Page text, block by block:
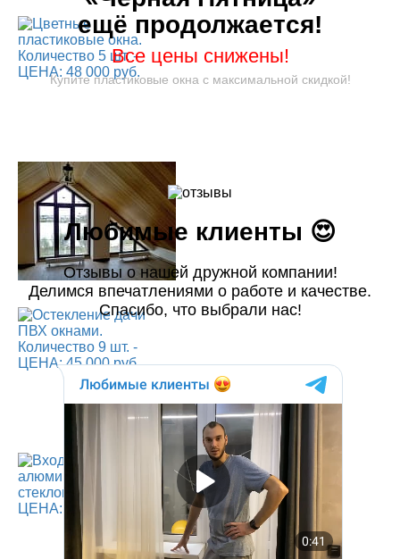
ещё продолжается!
Все цены снижены!
Купите пластиковые окна с максимальной скидкой!
Любимые клиенты 😍
Отзывы о нашей дружной компании!
Делимся впечатлениями о работе и качестве.
Спасибо, что выбрали нас!